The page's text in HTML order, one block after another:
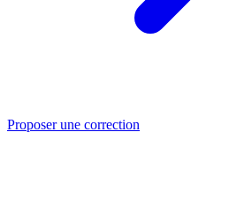
Proposer une correction